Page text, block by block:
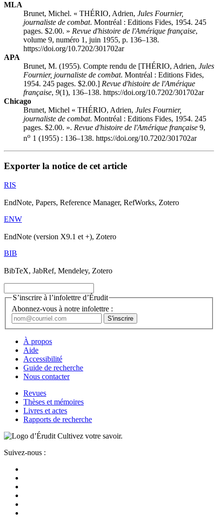
MLA
Brunet, Michel. « THÉRIO, Adrien, Jules Fournier,
journaliste de combat. Montréal : Editions Fides, 1954. 245
pages. $2.00. » Revue d'histoire de l'Amérique française,
volume 9, numéro 1, juin 1955, p. 136–138.
https://doi.org/10.7202/301702ar
APA
Brunet, M. (1955). Compte rendu de [THÉRIO, Adrien, Jules
Fournier, journaliste de combat. Montréal : Editions Fides,
1954. 245 pages. $2.00.] Revue d'histoire de l'Amérique
française, 9(1), 136–138. https://doi.org/10.7202/301702ar
Chicago
Brunet, Michel « THÉRIO, Adrien, Jules Fournier,
journaliste de combat. Montréal : Editions Fides, 1954. 245
pages. $2.00. ». Revue d'histoire de l'Amérique française 9,
no 1 (1955) : 136–138. https://doi.org/10.7202/301702ar
Exporter la notice de cet article
RIS
EndNote, Papers, Reference Manager, RefWorks, Zotero
ENW
EndNote (version X9.1 et +), Zotero
BIB
BibTeX, JabRef, Mendeley, Zotero
S’inscrire à l’infolettre d’Érudit
Abonnez-vous à notre infolettre :
À propos
Aide
Accessibilité
Guide de recherche
Nous contacter
Revues
Thèses et mémoires
Livres et actes
Rapports de recherche
Cultivez votre savoir.
Suivez-nous :